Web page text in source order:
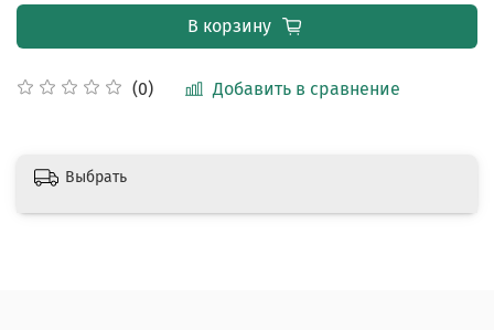
(0) Добавить в сравнение
В корзину
Выбрать